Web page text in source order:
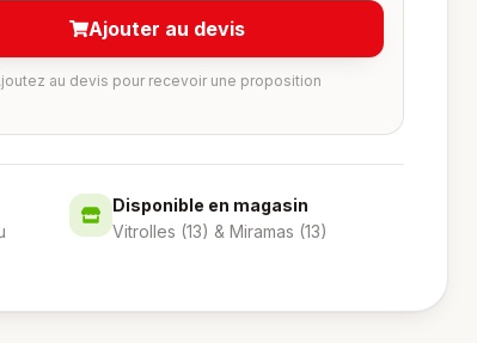
Ajouter au devis
au devis pour recevoir une proposition
Disponible en magasin
Vitrolles (13) & Miramas (13)